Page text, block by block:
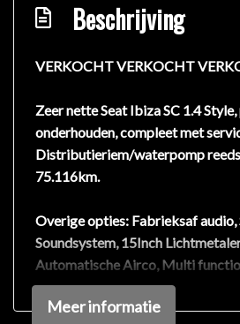
Beschrijving
VERKOCHT VERKOCHT
Zeer nette Seat Ibiza SC 1.4
onderhouden, compleet met
Distributieriem/waterpomp
75.116km.
Overige opties: Fabrieksaf audio,
Soundsystem, 15Inch
Automatische Airco, Multi
stuurwiel, Titangrijs
achterbank, Aluminium
Meer informatie